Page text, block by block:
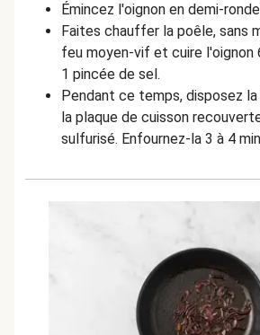
Émincez l'oignon en demi-
Faites chauffer la poêle, sans
feu moyen-vif et cuire l'oignon
1 pincée de sel.
Pendant ce temps, disposez
la plaque de cuisson
sulfurisé. Enfournez-la 3 à 4